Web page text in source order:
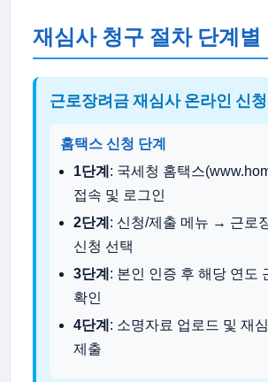
재심사 청구 절차 단계별
근로장려금 재심사 온라인 신
홈택스 신청 단계
1단계 : 국세청 홈택스
접속 및 로그인
2단계 : 신청/제출 메뉴 → 근로
신청 선택
3단계 : 본인 인증 후 해당 연도
확인
4단계 : 소명자료 업로드 및 재
제출